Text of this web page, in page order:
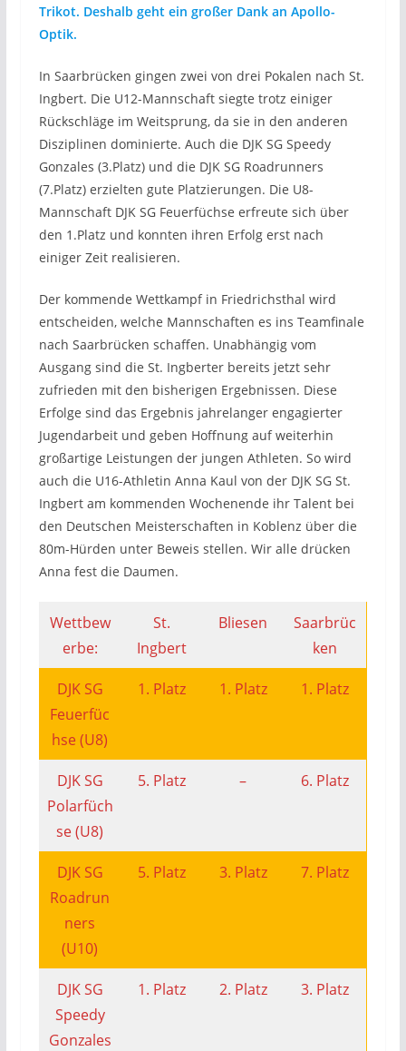
Trikot. Deshalb geht ein großer Dank an Apollo-
Optik.
In Saarbrücken gingen zwei von drei Pokalen nach St.
Ingbert. Die U12-Mannschaft siegte trotz einiger
Rückschläge im Weitsprung, da sie in den anderen
Disziplinen dominierte. Auch die DJK SG Speedy
Gonzales (3.Platz) und die DJK SG Roadrunners
(7.Platz) erzielten gute Platzierungen. Die U8-
Mannschaft DJK SG Feuerfüchse erfreute sich über
den 1.Platz und konnten ihren Erfolg erst nach
einiger Zeit realisieren.
Der kommende Wettkampf in Friedrichsthal wird
entscheiden, welche Mannschaften es ins Teamfinale
nach Saarbrücken schaffen. Unabhängig vom
Ausgang sind die St. Ingberter bereits jetzt sehr
zufrieden mit den bisherigen Ergebnissen. Diese
Erfolge sind das Ergebnis jahrelanger engagierter
Jugendarbeit und geben Hoffnung auf weiterhin
großartige Leistungen der jungen Athleten. So wird
auch die U16-Athletin Anna Kaul von der DJK SG St.
Ingbert am kommenden Wochenende ihr Talent bei
den Deutschen Meisterschaften in Koblenz über die
80m-Hürden unter Beweis stellen. Wir alle drücken
Anna fest die Daumen.
Wettbew
erbe:
St.
Ingbert
Bliesen
Saarbrüc
ken
DJK SG
Feuerfüc
hse (U8)
1. Platz 1. Platz 1. Platz
DJK SG
Polarfüch
se (U8)
5. Platz – 6. Platz
DJK SG
Roadrun
ners
(U10)
5. Platz 3. Platz 7. Platz
DJK SG
Speedy
Gonzales
1. Platz 2. Platz 3. Platz